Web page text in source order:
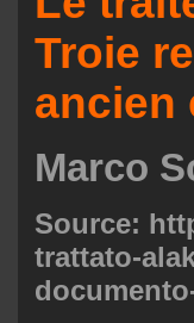
Troie
ancien
Marco
Source:
trattato-